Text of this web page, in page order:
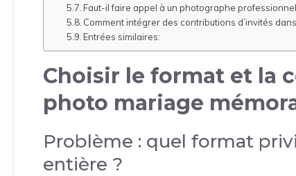
Faut-il faire appel à un photographe
Comment intégrer des contributions d’invités dans
Entrées similaires:
Choisir le format et la
photo mariage
Problème : quel format
entière ?